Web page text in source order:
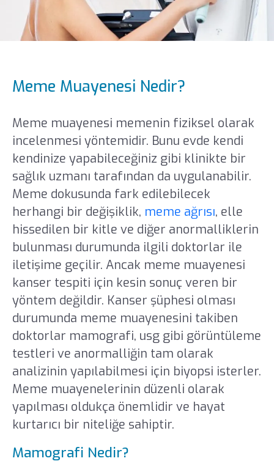
Meme Muayenesi Nedir?
Meme muayenesi memenin fiziksel olarak
incelenmesi yöntemidir. Bunu evde kendi
kendinize yapabileceğiniz gibi klinikte bir
sağlık uzmanı tarafından da uygulanabilir.
Meme dokusunda fark edilebilecek
herhangi bir değişiklik, meme ağrısı, elle
hissedilen bir kitle ve diğer anormalliklerin
bulunması durumunda ilgili doktorlar ile
iletişime geçilir. Ancak meme muayenesi
kanser tespiti için kesin sonuç veren bir
yöntem değildir. Kanser şüphesi olması
durumunda meme muayenesini takiben
doktorlar mamografi, usg gibi görüntüleme
testleri ve anormalliğin tam olarak
analizinin yapılabilmesi için biyopsi isterler.
Meme muayenelerinin düzenli olarak
yapılması oldukça önemlidir ve hayat
kurtarıcı bir niteliğe sahiptir.
Mamografi Nedir?